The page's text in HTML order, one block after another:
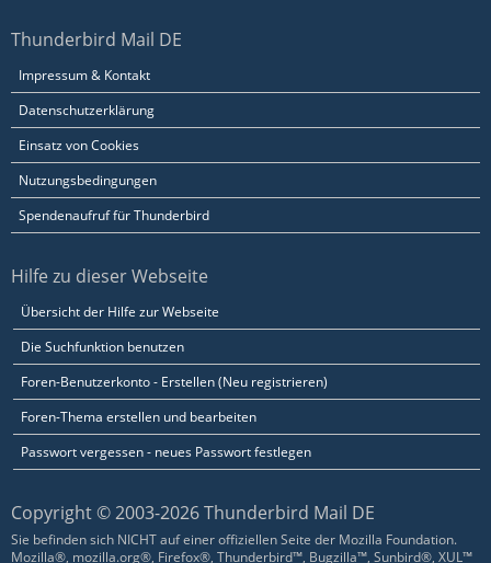
Thunderbird Mail DE
Impressum & Kontakt
Datenschutzerklärung
Einsatz von Cookies
Nutzungsbedingungen
Spendenaufruf für Thunderbird
Hilfe zu dieser Webseite
Übersicht der Hilfe zur Webseite
Die Suchfunktion benutzen
Foren-Benutzerkonto - Erstellen (Neu registrieren)
Foren-Thema erstellen und bearbeiten
Passwort vergessen - neues Passwort festlegen
Copyright © 2003-2026 Thunderbird Mail DE
Sie befinden sich NICHT auf einer offiziellen Seite der Mozilla Foundation.
Mozilla®, mozilla.org®, Firefox®, Thunderbird™, Bugzilla™, Sunbird®, XUL™